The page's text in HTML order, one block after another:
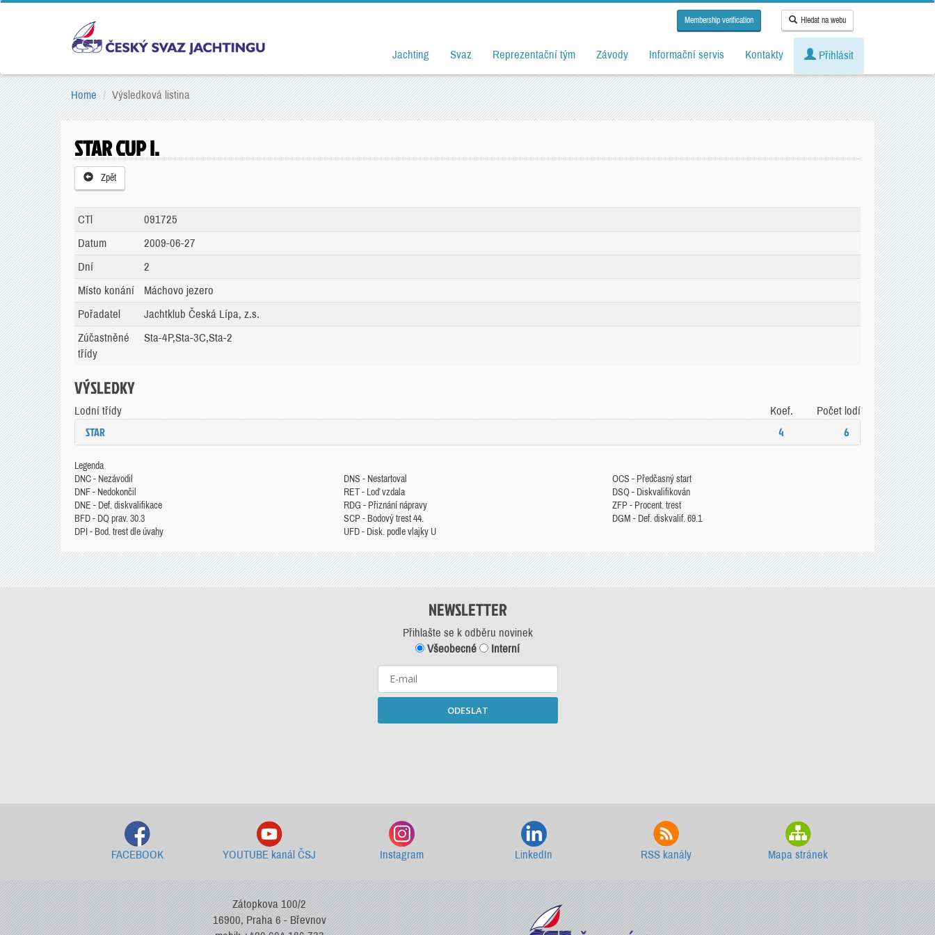
Membership verification Hledat na webu
Jachting Svaz Reprezentační tým Závody Informační servis Kontakty Přihlásit
Home Výsledková listina
STAR CUP I.
Zpět
CTl
091725
Datum
2009-06-27
Dní
2
Místo konání
Máchovo jezero
Pořadatel
Jachtklub Česká Lípa, z.s.
Zúčastněné
třídy
Sta-4P,Sta-3C,Sta-2
VÝSLEDKY
Lodní třídy Koef. Počet lodí
STAR 4 6
Legenda
DNC - Nezávodil
DNF - Nedokončil
DNE - Def. diskvalifikace
BFD - DQ prav. 30.3
DPI - Bod. trest dle úvahy
DNS - Nestartoval
RET - Loď vzdala
RDG - Přiznání nápravy
SCP - Bodový trest 44.
UFD - Disk. podle vlajky U
OCS - Předčasný start
DSQ - Diskvalifikován
ZFP - Procent. trest
DGM - Def. diskvalif. 69.1
NEWSLETTER
Přihlašte se k odběru novinek
Všeobecné
Interní
ODESLAT
FACEBOOK YOUTUBE kanál ČSJ Instagram LinkedIn RSS kanály Mapa stránek
Zátopkova 100/2
16900, Praha 6 - Břevnov